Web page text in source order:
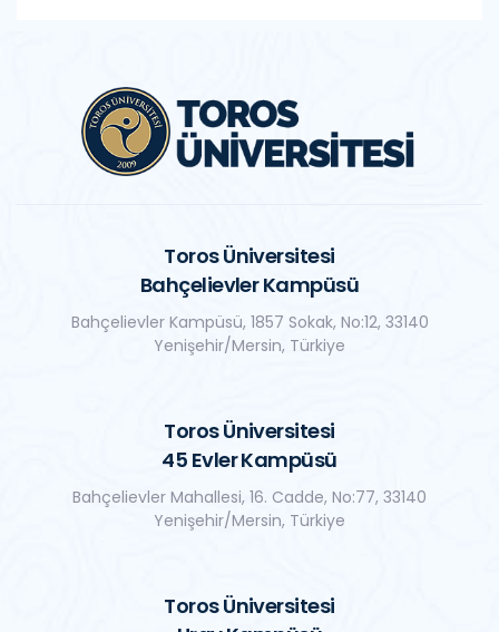
Toros Üniversitesi
Bahçelievler Kampüsü
Bahçelievler Kampüsü, 1857 Sokak, No:12, 33140
Yenişehir/Mersin, Türkiye
Toros Üniversitesi
45 Evler Kampüsü
Bahçelievler Mahallesi, 16. Cadde, No:77, 33140
Yenişehir/Mersin, Türkiye
Toros Üniversitesi